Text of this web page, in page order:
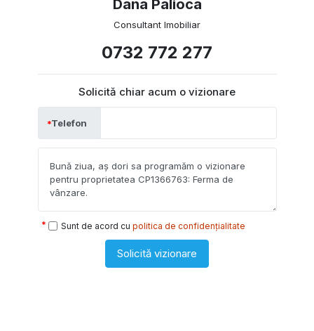
Dana Palioca
Consultant Imobiliar
0732 772 277
Solicită chiar acum o vizionare
Telefon
Sunt de acord cu politica de confidențialitate
Solicită vizionare